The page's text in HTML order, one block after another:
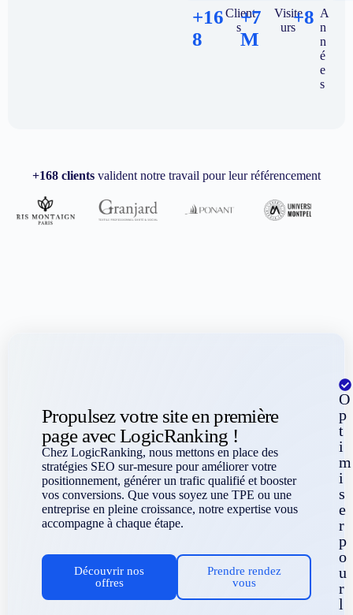
+16
8
Client
s+7
M
Visite
urs+8 A
n
n
é
e
s
+168 clients valident notre travail pour leur référencement
Propulsez votre site en première
page avec LogicRanking !
Chez LogicRanking, nous mettons en place des
stratégies SEO sur-mesure pour améliorer votre
positionnement, générer un trafic qualifié et booster
vos conversions. Que vous soyez une TPE ou une
entreprise en pleine croissance, notre expertise vous
accompagne à chaque étape.
Découvrir nos
offres
Prendre rendez
vous
O
p
t
i
m
i
s
e
r
p
o
u
r
l